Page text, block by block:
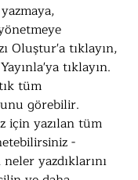
Oluştur'a tıklayın,
tıklayın.
tüm
görebilir.
için yazılan tüm
-
neler yazdıklarını